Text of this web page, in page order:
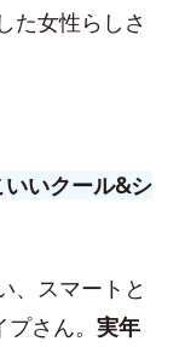
た女性らしさ
いクール&シ
、スマートと
さん。 実年